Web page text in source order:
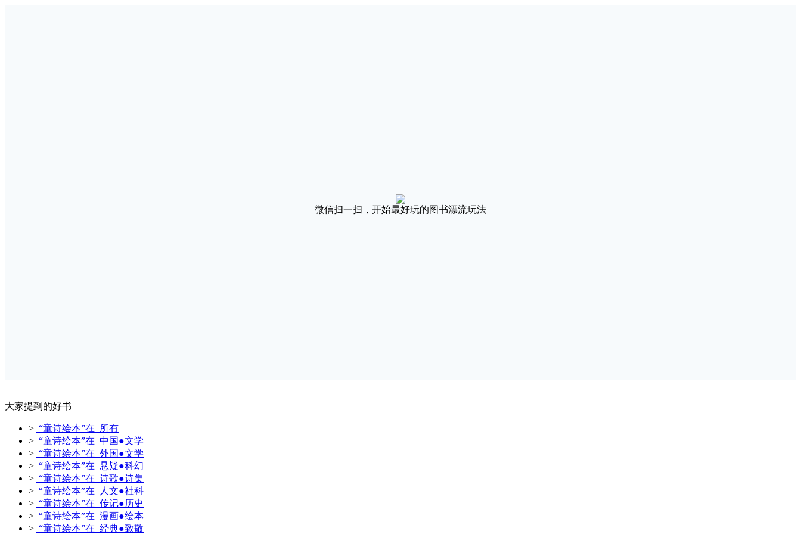
微信扫一扫，开始最好玩的图书漂流玩法
大家提到的好书
> “童诗绘本”在 所有
> “童诗绘本”在 中国●文学
> “童诗绘本”在 外国●文学
> “童诗绘本”在 悬疑●科幻
> “童诗绘本”在 诗歌●诗集
> “童诗绘本”在 人文●社科
> “童诗绘本”在 传记●历史
> “童诗绘本”在 漫画●绘本
> “童诗绘本”在 经典●致敬